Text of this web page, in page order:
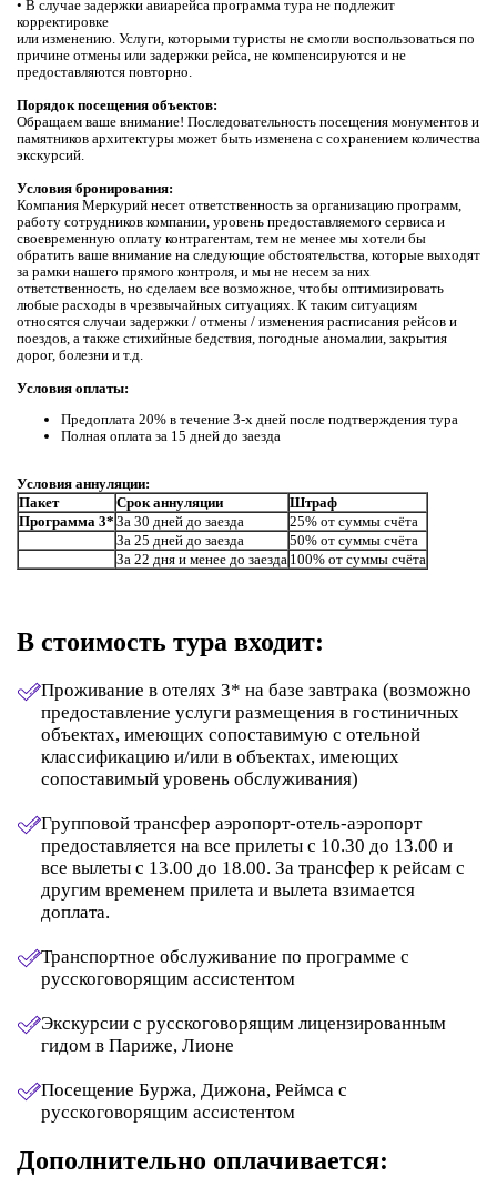
• В случае задержки авиарейса программа тура не подлежит
корректировке
или изменению. Услуги, которыми туристы не смогли воспользоваться по
причине отмены или задержки рейса, не компенсируются и не
предоставляются повторно.
Порядок посещения объектов:
Обращаем ваше внимание! Последовательность посещения монументов и
памятников архитектуры может быть измененa с сохранением количества
экскурсий.
Условия бронирования:
Компания Меркурий несет ответственность за организацию программ,
работу сотрудников компании, уровень предоставляемого сервиса и
своевременную оплату контрагентам, тем не менее мы хотели бы
обратить ваше внимание на следующие обстоятельства, которые выходят
за рамки нашего прямого контроля, и мы не несем за них
ответственность, но сделаем все возможное, чтобы оптимизировать
любые расходы в чрезвычайных ситуациях. К таким ситуациям
относятся случаи задержки / отмены / изменения расписания рейсов и
поездов, а также стихийные бедствия, погодные аномалии, закрытия
дорог, болезни и т.д.
Условия оплаты:
Предоплата 20% в течение 3-х дней после подтверждения тура
Полная оплата за 15 дней до заезда
Условия аннуляции:
Пакет
Срок аннуляции
Штраф
Программа 3* За 30 дней до заезда
25% от суммы счёта
За 25 дней до заезда
50% от суммы счёта
За 22 дня и менее до заезда 100% от суммы счёта
В стоимость тура входит:
Проживание в отелях 3* на базе завтрака (возможно
предоставление услуги размещения в гостиничных
объектах, имеющих сопоставимую с отельной
классификацию и/или в объектах, имеющих
сопоставимый уровень обслуживания)
Групповой трансфер аэропорт-отель-аэропорт
предоставляется на все прилеты с 10.30 до 13.00 и
все вылеты с 13.00 до 18.00. За трансфер к рейсам с
другим временем прилета и вылета взимается
доплата.
Транспортное обслуживание по программе с
русскоговорящим ассистентом
Экскурсии с русскоговорящим лицензированным
гидом в Париже, Лионе
Посещение Буржа, Дижона, Реймса с
русскоговорящим ассистентом
Дополнительно оплачивается: